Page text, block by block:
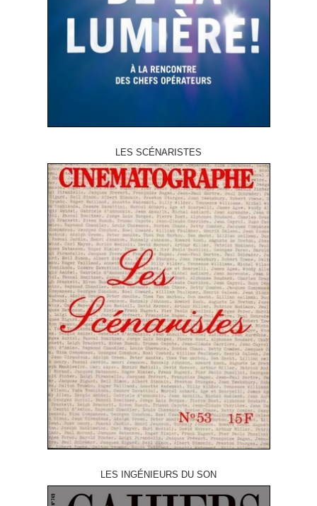
LES SCÉNARISTES
LES INGÉNIEURS DU SON